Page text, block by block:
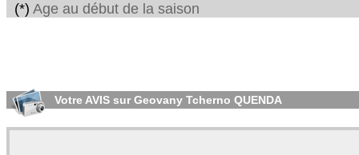
(*) Age au début de la saison
Votre AVIS sur Geovany Tcherno QUENDA